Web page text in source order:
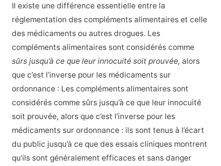
Il existe une différence essentielle entre la
réglementation des compléments alimentaires et celle
des médicaments ou autres drogues. Les
compléments alimentaires sont considérés comme
sûrs jusqu’à ce que leur innocuité soit prouvée, alors
que c’est l’inverse pour les médicaments sur
ordonnance : Les compléments alimentaires sont
considérés comme sûrs jusqu’à ce que leur innocuité
soit prouvée, alors que c’est l’inverse pour les
médicaments sur ordonnance : ils sont tenus à l’écart
du public jusqu’à ce que des essais cliniques montrent
qu’ils sont généralement efficaces et sans danger